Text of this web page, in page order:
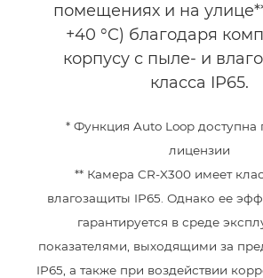
помещениях и на
+40 °C) благодаря
корпусу с пыле- и
класса IP65.
* Функция Auto Loop доступна
лицензии
** Камера CR-X300 имеет
влагозащиты IP65. Однако ее
гарантируется в среде
показателями, выходящими за
IP65, а также при воздействии